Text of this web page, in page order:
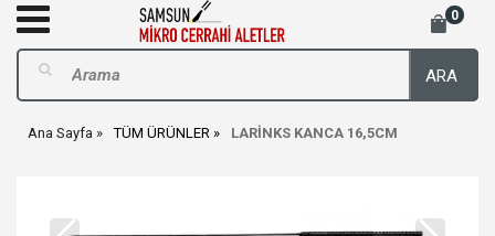
0
ARA
Ana Sayfa TÜM ÜRÜNLER LARİNKS KANCA 16,5CM